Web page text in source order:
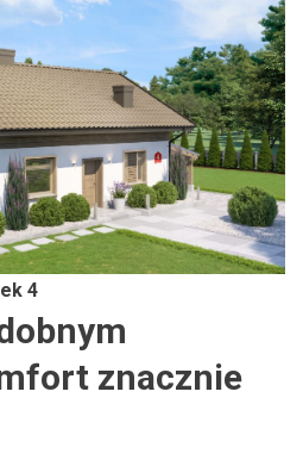
4
znacznie